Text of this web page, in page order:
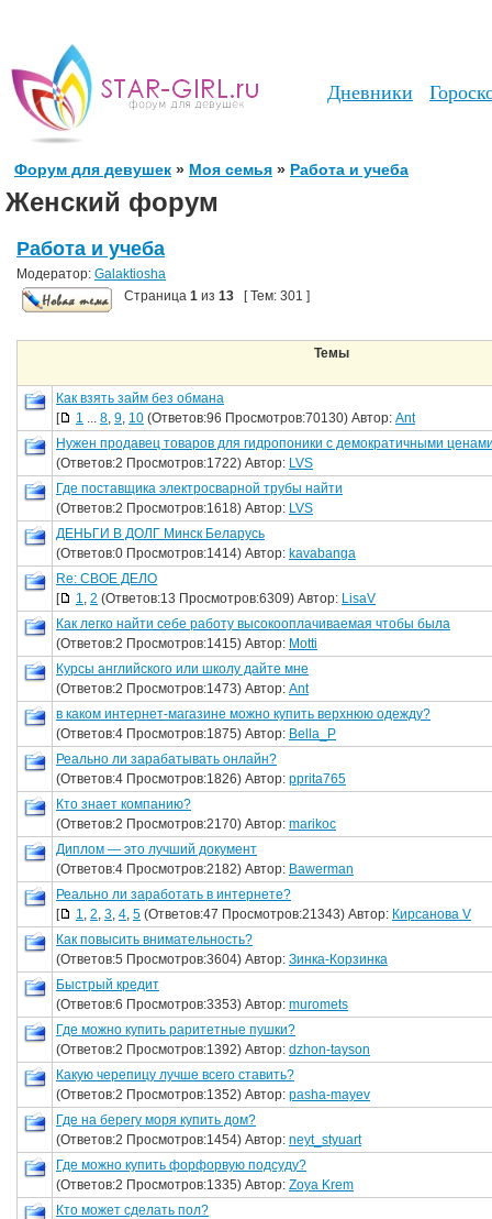
Дневники
Форум для девушек » Моя семья » Работа и учеба
Женский форум
Работа и учеба
Модератор: Galaktiosha
Страница 1 из 13 [ Тем: 301 ]
Темы
Как взять займ без обмана
[
1 ... 8, 9, 10 (Ответов:96 Просмотров:70130) Автор: Ant
Нужен продавец товаров для гидропоники с демократичными
(Ответов:2 Просмотров:1722) Автор: LVS
Где поставщика электросварной трубы найти
(Ответов:2 Просмотров:1618) Автор: LVS
ДЕНЬГИ В ДОЛГ Минск Беларусь
(Ответов:0 Просмотров:1414) Автор: kavabanga
Re: СВОЕ ДЕЛО
[
1, 2 (Ответов:13 Просмотров:6309) Автор: LisaV
Как легко найти себе работу высокооплачиваемая чтобы была
(Ответов:2 Просмотров:1415) Автор: Motti
Курсы английского или школу дайте мне
(Ответов:2 Просмотров:1473) Автор: Ant
в каком интернет-магазине можно купить верхнюю одежду?
(Ответов:4 Просмотров:1875) Автор: Bella_P
Реально ли зарабатывать онлайн?
(Ответов:4 Просмотров:1826) Автор: pprita765
Кто знает компанию?
(Ответов:2 Просмотров:2170) Автор: marikoc
Диплом — это лучший документ
(Ответов:4 Просмотров:2182) Автор: Bawerman
Реально ли заработать в интернете?
[
1, 2, 3, 4, 5 (Ответов:47 Просмотров:21343) Автор: Кирсанова V
Как повысить внимательность?
(Ответов:5 Просмотров:3604) Автор: Зинка-Корзинка
Быстрый кредит
(Ответов:6 Просмотров:3353) Автор: muromets
Где можно купить раритетные пушки?
(Ответов:2 Просмотров:1392) Автор: dzhon-tayson
Какую черепицу лучше всего ставить?
(Ответов:2 Просмотров:1352) Автор: pasha-mayev
Где на берегу моря купить дом?
(Ответов:2 Просмотров:1454) Автор: neyt_styuart
Где можно купить форфорвую подсуду?
(Ответов:2 Просмотров:1335) Автор: Zoya Krem
Кто может сделать пол?